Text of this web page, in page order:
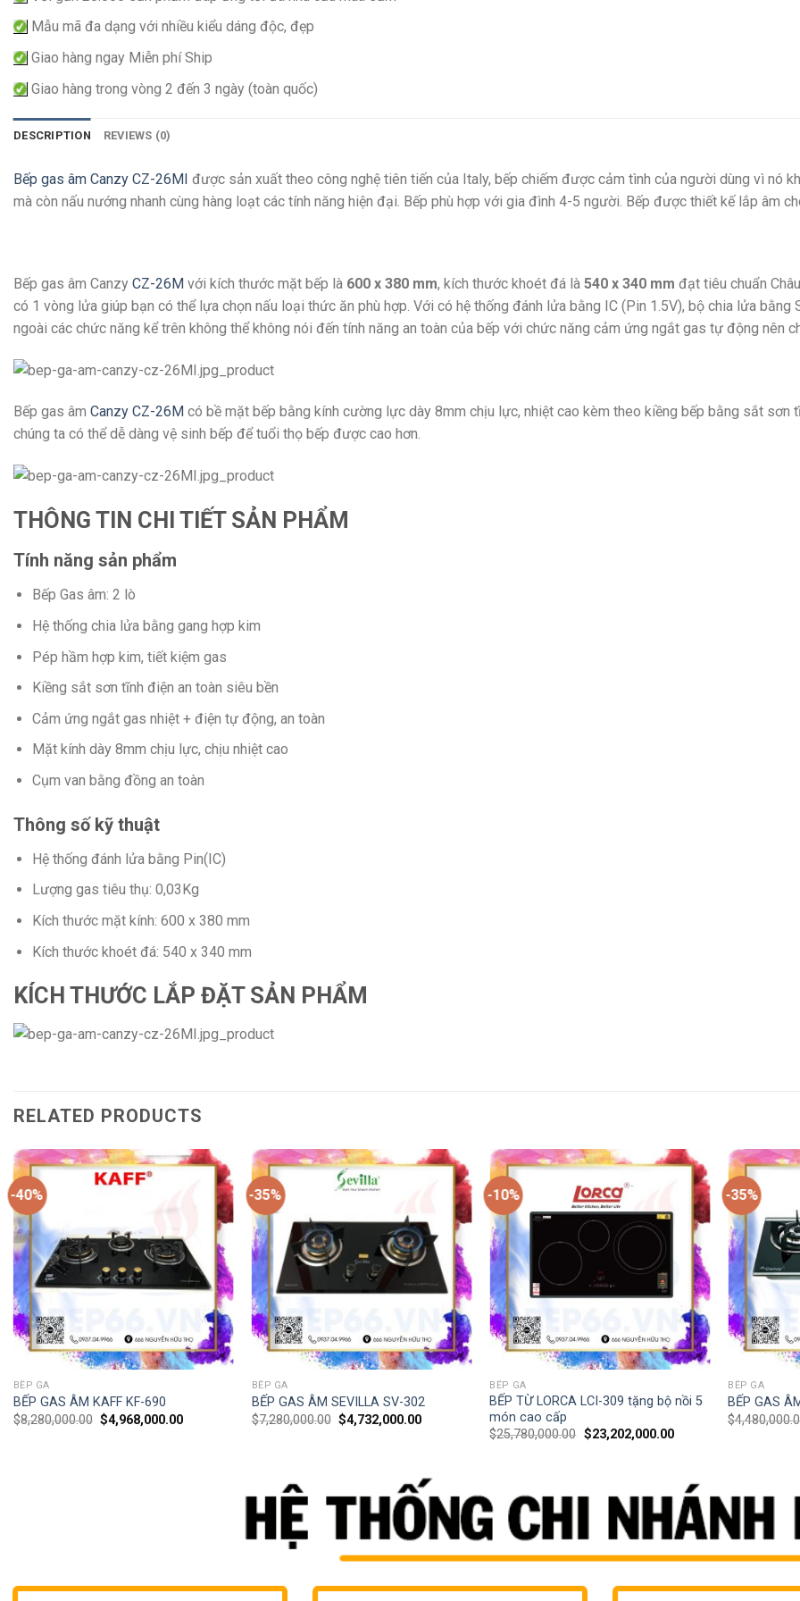
Mẫu mã đa dạng với nhiều kiểu dáng độc, đẹp
Giao hàng ngay Miễn phí Ship
Giao hàng trong vòng 2 đến 3 ngày (toàn quốc)
DESCRIPTION REVIEWS (0)
Bếp gas âm Canzy CZ-26MI được sản xuất theo công nghệ tiên tiến của Italy, bếp chiếm được cảm tình của người dùng vì nó
mà còn nấu nướng nhanh cùng hàng loạt các tính năng hiện đại. Bếp phù hợp với gia đình 4-5 người. Bếp được thiết kế lắp âm
Bếp gas âm Canzy CZ-26M với kích thước mặt bếp là 600 x 380 mm, kích thước khoét đá là 540 x 340 mm đạt tiêu chuẩn
có 1 vòng lửa giúp bạn có thể lựa chọn nấu loại thức ăn phù hợp. Với có hệ thống đánh lửa bằng IC (Pin 1.5V), bộ chia lửa
ngoài các chức năng kể trên không thể không nói đến tính năng an toàn của bếp với chức năng cảm ứng ngắt gas tự động nên
Bếp gas âm Canzy CZ-26M có bề mặt bếp bằng kính cường lực dày 8mm chịu lực, nhiệt cao kèm theo kiềng bếp bằng sắt
chúng ta có thể dễ dàng vệ sinh bếp để tuổi thọ bếp được cao hơn.
THÔNG TIN CHI TIẾT SẢN PHẨM
Tính năng sản phẩm
Bếp Gas âm: 2 lò
Hệ thống chia lửa bằng gang hợp kim
Pép hầm hợp kim, tiết kiệm gas
Kiềng sắt sơn tĩnh điện an toàn siêu bền
Cảm ứng ngắt gas nhiệt + điện tự động, an toàn
Mặt kính dày 8mm chịu lực, chịu nhiệt cao
Cụm van bằng đồng an toàn
Thông số kỹ thuật
Hệ thống đánh lửa bằng Pin(IC)
Lượng gas tiêu thụ: 0,03Kg
Kích thước mặt kính: 600 x 380 mm
Kích thước khoét đá: 540 x 340 mm
KÍCH THƯỚC LẮP ĐẶT SẢN PHẨM
RELATED PRODUCTS
-40%
BẾP GA
BẾP GAS ÂM KAFF KF-690
$8,280,000.00 $4,968,000.00
-35%
BẾP GA
BẾP GAS ÂM SEVILLA SV-302
$7,280,000.00 $4,732,000.00
-10%
BẾP GA
BẾP TỪ LORCA LCI-309 tặng bộ nồi 5
món cao cấp
$25,780,000.00 $23,202,000.00
-35%
BẾP GA
BẾP GAS
$